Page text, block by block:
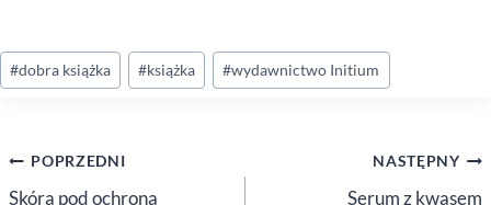
Tagi
wpisu:
#dobra książka #książka #wydawnictwo Initium
Nawigacja
POPRZEDNI
Skóra pod ochroną
NASTĘPNY
Serum z kwasem